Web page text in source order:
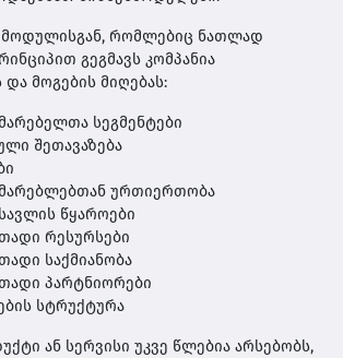
რომლებიც ნათლად
გეგმავს კომპანია
მოგების მიღებას:
სეგმენტები
შეთავაზება
ურთიერთობა
წყაროები
რესურსები
საქმიანობა
პარტნიორები
სტრუქტურა
ან სერვისი უკვე წლებია არსებობს,